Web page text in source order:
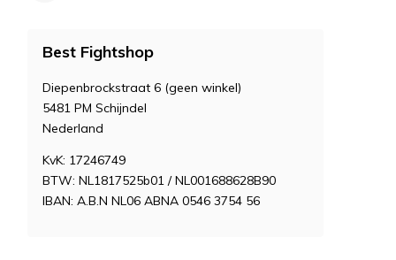
Best Fightshop
Diepenbrockstraat 6 (geen winkel)
5481 PM Schijndel
Nederland
KvK: 17246749
BTW: NL1817525b01 / NL001688628B90
IBAN: A.B.N NL06 ABNA 0546 3754 56